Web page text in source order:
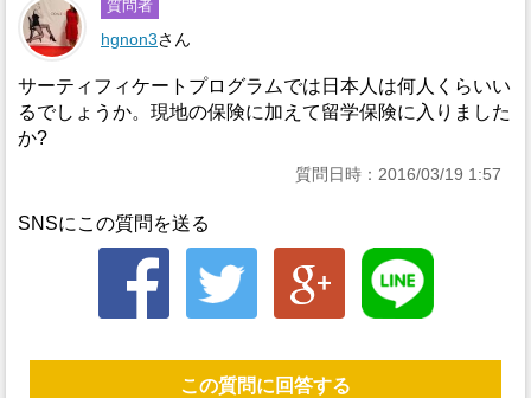
質問者
hgnon3さん
サーティフィケートプログラムでは日本人は何人くらいい
るでしょうか。現地の保険に加えて留学保険に入りました
か?
質問日時：2016/03/19 1:57
SNSにこの質問を送る
この質問に回答する